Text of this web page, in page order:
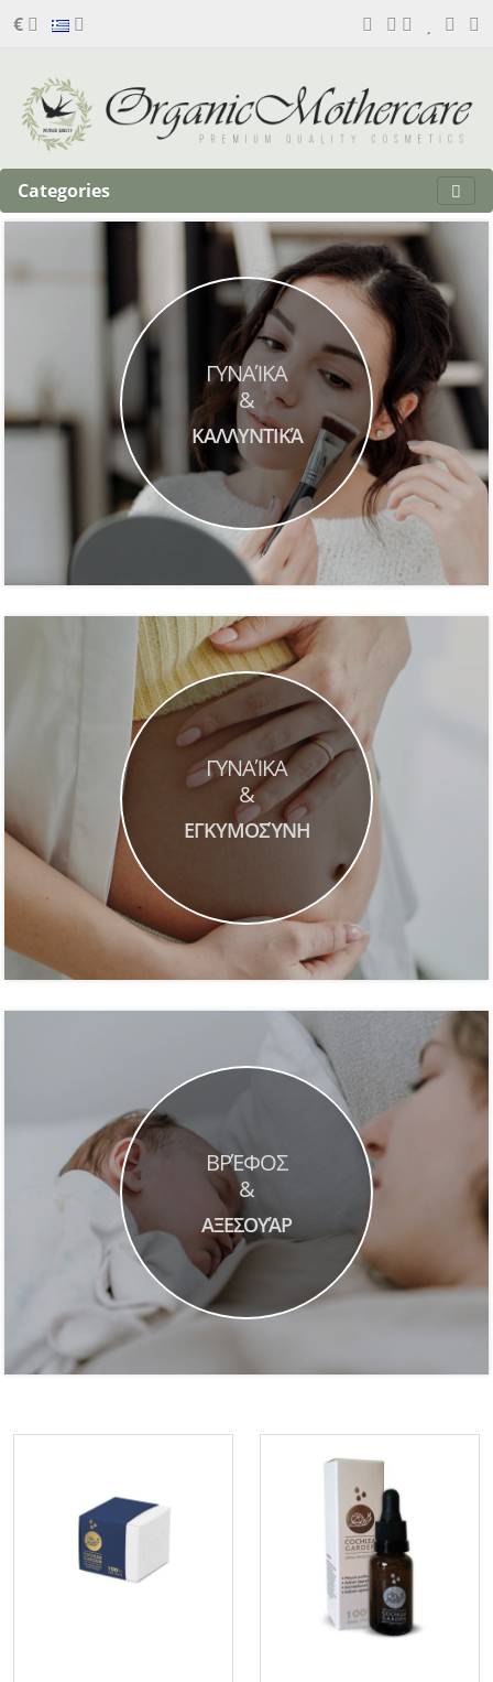
€
Categories
ΓΥΝΑΊΚΑ
&
ΚΑΛΛΥΝΤΙΚΆ
ΓΥΝΑΊΚΑ
&
ΕΓΚΥΜΟΣΎΝΗ
ΒΡΈΦΟΣ
&
ΑΞΕΣΟΥΆΡ